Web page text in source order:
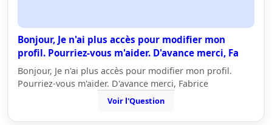
Bonjour, Je n'ai plus accès pour modifier mon
profil. Pourriez-vous m'aider. D'avance merci, Fa
Bonjour, Je n'ai plus accès pour modifier mon profil.
Pourriez-vous m'aider. D'avance merci, Fabrice
Voir l'Question